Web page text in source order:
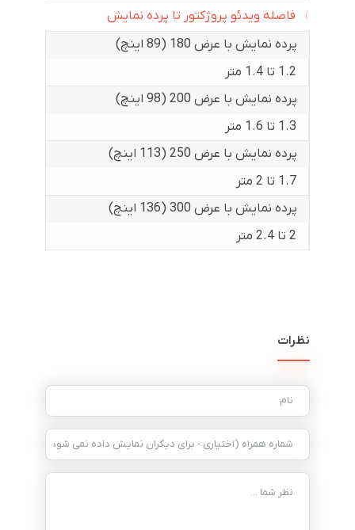
فاصله ویدئو پروژکتور تا پرده نمایش
پرده نمایش با عرض 180 (89 اینچ)
1.2 تا 1.4 متر
پرده نمایش با عرض 200 (98 اینچ)
1.3 تا 1.6 متر
پرده نمایش با عرض 250 (113 اینچ)
1.7 تا 2 متر
پرده نمایش با عرض 300 (136 اینچ)
2 تا 2.4 متر
نظرات